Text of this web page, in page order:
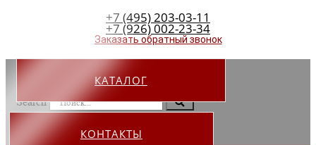
+7 (495) 203-03-11
+7 (926) 002-23-34
Заказать обратный звонок
КАТАЛОГ
Search
КОНТАКТЫ